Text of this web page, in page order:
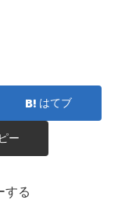
はてブ
ー
する